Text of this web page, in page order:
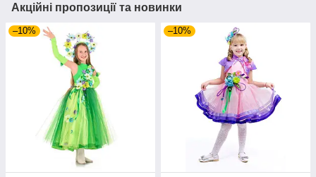
Акційні пропозиції та новинки
–10% –10%